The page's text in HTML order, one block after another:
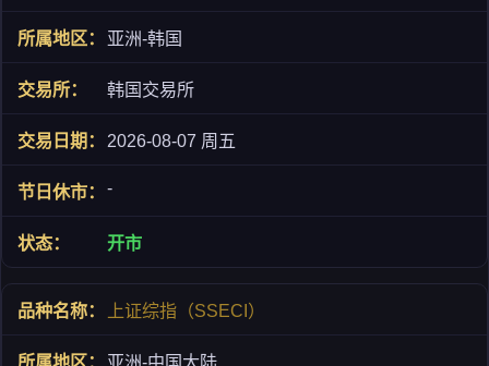
亚洲-韩国
韩国交易所
2026-08-07 周五
-
开市
上证综指（SSECI）
亚洲-中国大陆